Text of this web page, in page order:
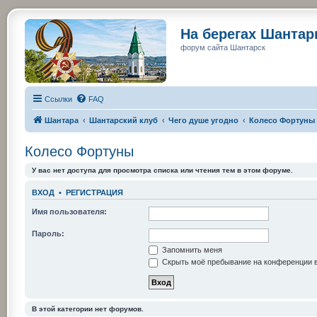
На берегах
форум сайта Шантарск
Ссылки FAQ
Шантара Шантарский клуб Чего душе угодно Колесо Фортуны
Колесо Фортуны
У вас нет доступа для просмотра списка или чтения тем в этом форуме.
ВХОД • РЕГИСТРАЦИЯ
Имя пользователя:
Пароль:
Запомнить меня
Скрыть моё пребывание на конференции
В этой категории нет форумов.